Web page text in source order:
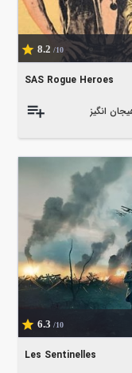
8.2 /10
SAS Rogue Heroes
انگیز
6.3 /10
Les Sentinelles